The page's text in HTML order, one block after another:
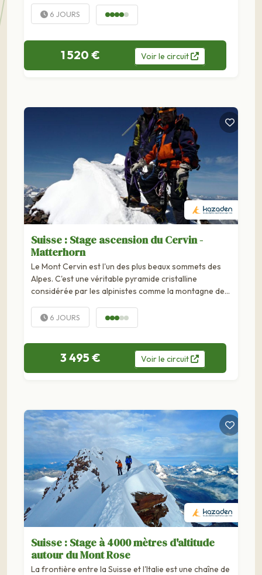
6 JOURS
1 520 € Voirle circuit
Suisse : Stage ascension du Cervin -
Matterhorn
Le Mont Cervin est l'un des plus beaux sommets des
Alpes. C'est une véritable pyramide cristalline
considérée par les alpinistes comme la montagne de
6 JOURS
3 495 € Voirle circuit
Suisse : Stage à 4000 mètres d'altitude
autour du Mont Rose
La frontière entre la Suisse et l'Italie est une chaîne de